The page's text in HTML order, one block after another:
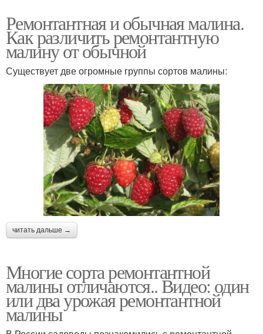
Ремонтантная и обычная малина.
Как различить ремонтантную
малину от обычной
Существует две огромные группы сортов малины:
читать дальше →
Многие сорта ремонтантной
малины отличаются.. Видео: один
или два урожая ремонтантной
малины